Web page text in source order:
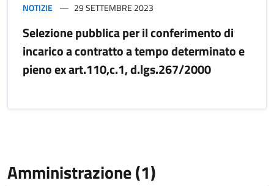
NOTIZIE 29 SETTEMBRE 2023
Selezione pubblica per il conferimento di
incarico a contratto a tempo determinato e
pieno ex art.110,c.1, d.lgs.267/2000
Amministrazione (1)